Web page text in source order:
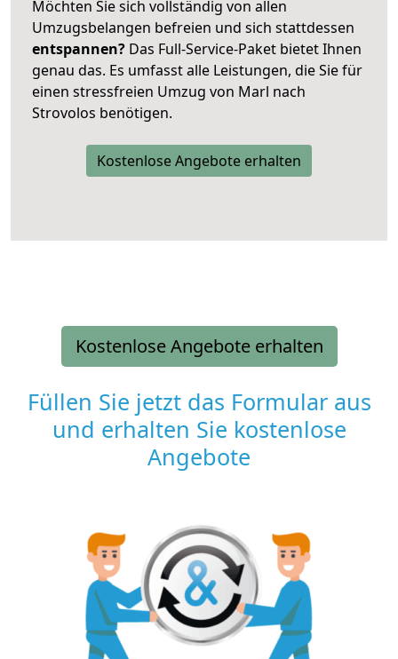
Möchten Sie sich vollständig von allen
Umzugsbelangen befreien und sich stattdessen
entspannen? Das Full-Service-Paket bietet Ihnen
genau das. Es umfasst alle Leistungen, die Sie für
einen stressfreien Umzug von Marl nach
Strovolos benötigen.
Kostenlose Angebote erhalten
Kostenlose Angebote erhalten
Füllen Sie jetzt das Formular aus
und erhalten Sie kostenlose
Angebote